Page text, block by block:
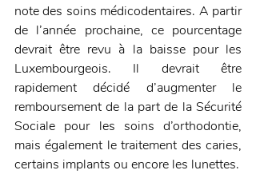
note des soins médicodentaires. A partir
de l’année prochaine, ce pourcentage
devrait être revu à la baisse pour les
Luxembourgeois. Il devrait être
rapidement décidé d’augmenter le
remboursement de la part de la Sécurité
Sociale pour les soins d’orthodontie,
mais également le traitement des caries,
certains implants ou encore les lunettes.